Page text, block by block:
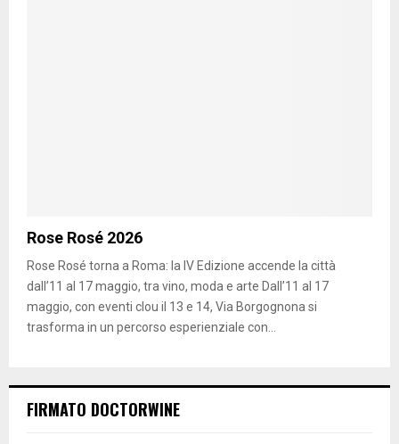
Rose Rosé 2026
Rose Rosé torna a Roma: la IV Edizione accende la città
dall’11 al 17 maggio, tra vino, moda e arte Dall’11 al 17
maggio, con eventi clou il 13 e 14, Via Borgognona si
trasforma in un percorso esperienziale con...
FIRMATO DOCTORWINE